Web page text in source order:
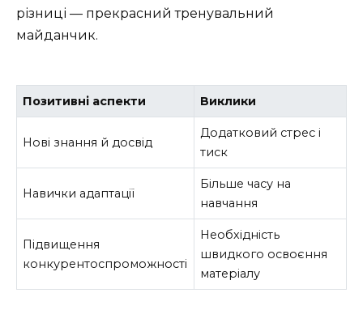
різниці — прекрасний тренувальний
майданчик.
Позитивні аспекти Виклики
Нові знання й досвід
Додатковий стрес і
тиск
Навички адаптації
Більше часу на
навчання
Підвищення
конкурентоспроможності
Необхідність
швидкого освоєння
матеріалу